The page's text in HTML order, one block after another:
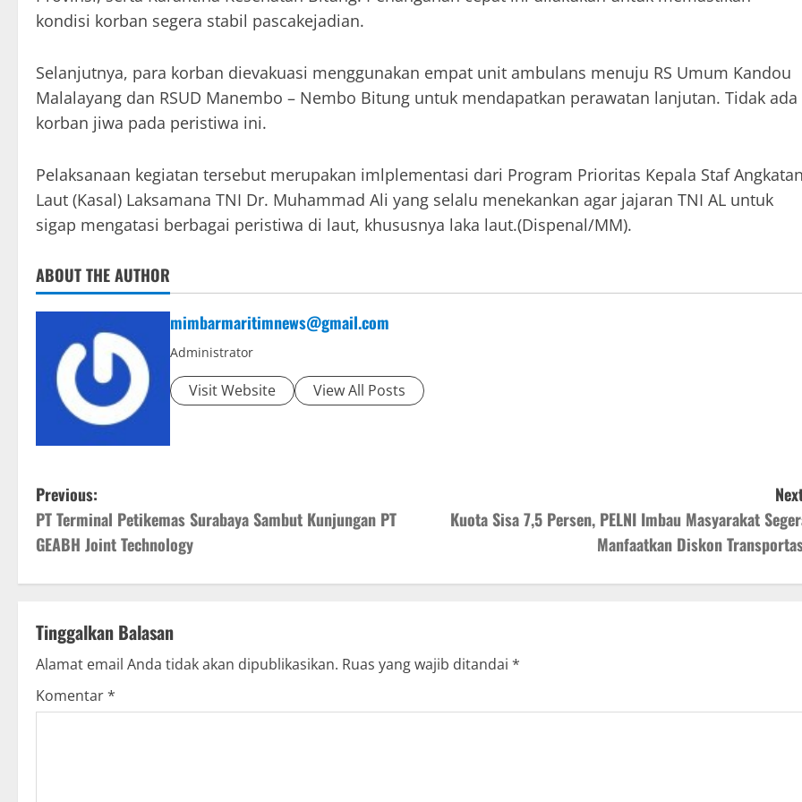
kondisi korban segera stabil pascakejadian.
Selanjutnya, para korban dievakuasi menggunakan empat unit ambulans menuju RS Umum Kandou
Malalayang dan RSUD Manembo – Nembo Bitung untuk mendapatkan perawatan lanjutan. Tidak ada
korban jiwa pada peristiwa ini.
Pelaksanaan kegiatan tersebut merupakan imlplementasi dari Program Prioritas Kepala Staf
Laut (Kasal) Laksamana TNI Dr. Muhammad Ali yang selalu menekankan agar jajaran TNI AL untuk
sigap mengatasi berbagai peristiwa di laut, khususnya laka laut.(Dispenal/MM).
ABOUT THE AUTHOR
mimbarmaritimnews@gmail.com
Administrator
Visit Website View All Posts
P
o
s
n
a
v
Previous:
PT Terminal Petikemas Surabaya Sambut Kunjungan PT
GEABH Joint Technology
Kuota Sisa 7,5 Persen, PELNI Imbau Masyarakat
Manfaatkan Diskon
Tinggalkan Balasan
Alamat email Anda tidak akan dipublikasikan. Ruas yang wajib ditandai *
Komentar*